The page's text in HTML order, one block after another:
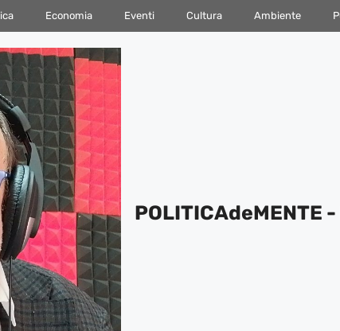
Economia Eventi Cultura Ambiente
POLITICAdeMENTE